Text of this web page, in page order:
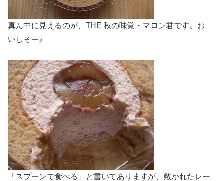
真ん中に見えるのが、THE 秋の味覚・マロン君です。お
いしそー♪
「スプーンで食べる」と書いてありますが、敷かれたレー